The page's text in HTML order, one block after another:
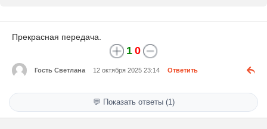
Прекрасная передача.
1 0
Гость Светлана 12 октября 2025 23:14 Ответить
💬 Показать ответы (1)